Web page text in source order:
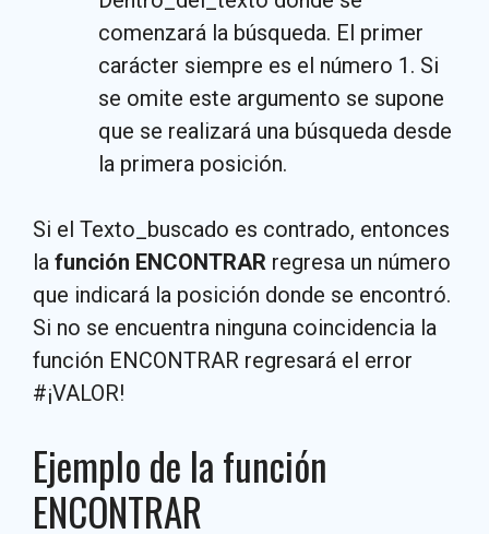
comenzará la búsqueda. El primer
carácter siempre es el número 1. Si
se omite este argumento se supone
que se realizará una búsqueda desde
la primera posición.
Si el Texto_buscado es contrado, entonces
la función ENCONTRAR regresa un número
que indicará la posición donde se encontró.
Si no se encuentra ninguna coincidencia la
función ENCONTRAR regresará el error
#¡VALOR!
Ejemplo de la función
ENCONTRAR